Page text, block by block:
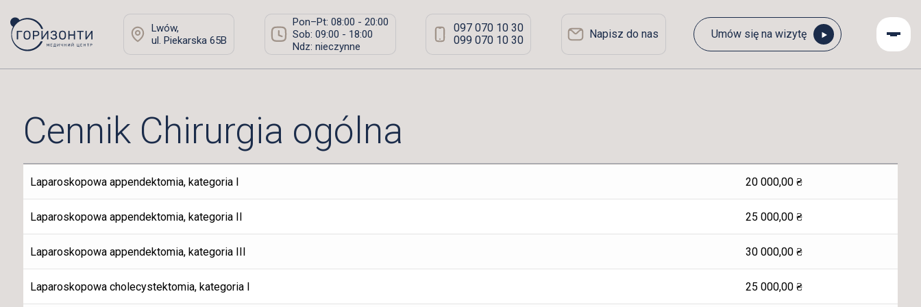
Lwów,
ul. Piekarska 65B
Pon–Pt: 08:00 - 20:00
Sob: 09:00 - 18:00
Ndz: nieczynne
097 070 10 30
099 070 10 30
Napisz do nas Umów się na wizytę
Cennik Chirurgia ogólna
Laparoskopowa appendektomia, kategoria I 20 000,00 ₴
Laparoskopowa appendektomia, kategoria II 25 000,00 ₴
Laparoskopowa appendektomia, kategoria III 30 000,00 ₴
Laparoskopowa cholecystektomia, kategoria I 25 000,00 ₴